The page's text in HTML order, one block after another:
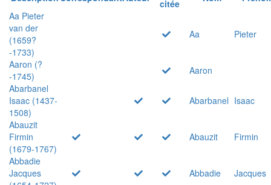
citée
Aa Pieter
van der
(1659?
-1733)
Aa Pieter
Aaron (?
-1745)
Aaron
Abarbanel
Isaac (1437-
1508)
Abarbanel Isaac
Abauzit
Firmin
(1679-1767)
Abauzit
Firmin
Abbadie
Jacques
Abbadie
Jacques